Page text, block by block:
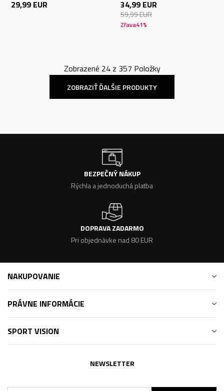
29,99 EUR 34,99 EUR
59,99EUR
Zľava41%
Zobrazené 24z 357 Položky
ZOBRAZIŤ ĎALŠIE PRODUKTY
BEZPEČNÝ NÁKUP
Rýchla a jednoduchá platba
DOPRAVA ZADARMO
Pri objednávke nad 80 EUR
NAKUPOVANIE
PRÁVNE INFORMÁCIE
SPORT VISION
NEWSLETTER